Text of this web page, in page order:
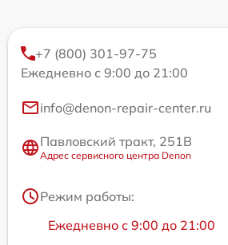
+7 (800) 301-97-75
Ежедневно с 9:00 до 21:00
info@denon-repair-center.ru
Павловский тракт, 251В
Адрес сервисного центра Denon
Режим работы:
Ежедневно с 9:00 до 21:00